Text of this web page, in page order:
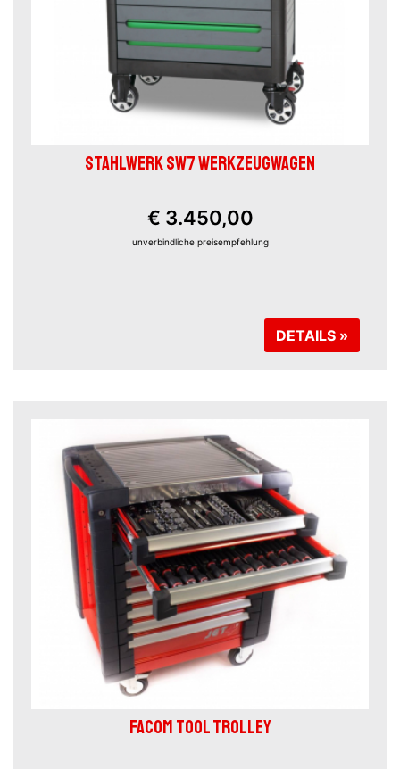
STAHLWERK SW7 WERKZEUGWAGEN
€ 3.450,00
unverbindliche preisempfehlung
DETAILS »
FACOM TOOL TROLLEY